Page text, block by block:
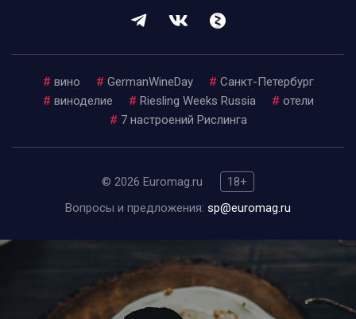
# вино # GermanWineDay # Санкт-Петербург
# виноделие # Riesling Weeks Russia # отели
# 7 настроений Рислинга
© 2026 Euromag.ru
18+
Вопросы и предложения: sp@euromag.ru